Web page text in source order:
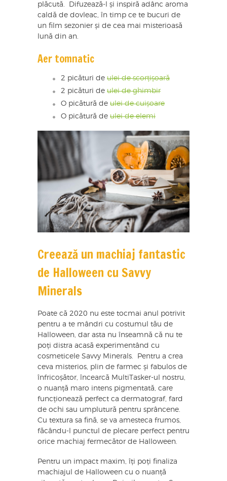
plăcută. Difuzează-l și inspiră adânc aroma
caldă de dovleac, în timp ce te bucuri de
un film sezonier și de cea mai misterioasă
lună din an.
Aer tomnatic
2 picături de ulei de scorțișoară
2 picături de ulei de ghimbir
O picătură de ulei de cuișoare
O picătură de ulei de elemi
Creează un machiaj fantastic
de Halloween cu Savvy
Minerals
Poate că 2020 nu este tocmai anul potrivit
pentru a te mândri cu costumul tău de
Halloween, dar asta nu înseamnă că nu te
poți distra acasă experimentând cu
cosmeticele Savvy Minerals. Pentru a crea
ceva misterios, plin de farmec și fabulos de
înfricoșător, încearcă MultiTasker-ul nostru,
o nuanță maro intens pigmentată, care
funcționează perfect ca dermatograf, fard
de ochi sau umplutură pentru sprâncene.
Cu textura sa fină, se va amesteca frumos,
făcându-l punctul de plecare perfect pentru
orice machiaj fermecător de Halloween.
Pentru un impact maxim, îți poți finaliza
machiajul de Halloween cu o nuanță